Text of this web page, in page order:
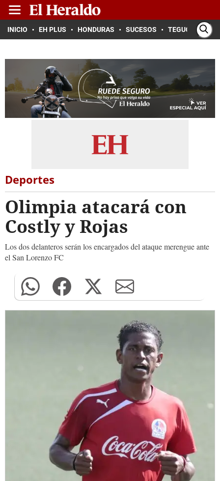
INICIO EH PLUS HONDURAS SUCESOS TEGUCIGALPA
Deportes
Olimpia atacará con
Costly y Rojas
Los dos delanteros serán los encargados del ataque merengue ante
el San Lorenzo FC